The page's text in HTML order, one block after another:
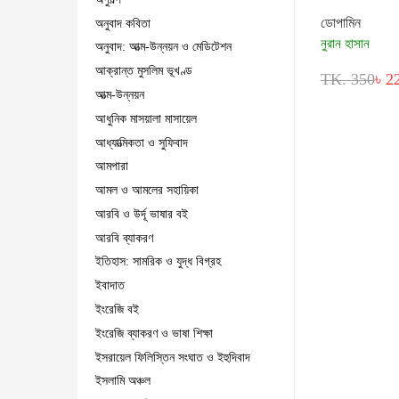
অনুবাদ কবিতা
অনুবাদ: আত্ম-উন্নয়ন ও মেডিটেশন
আক্রান্ত মুসলিম ভূখণ্ড
আত্ম-উন্নয়ন
আধুনিক মাসয়ালা মাসায়েল
আধ্যাত্মিকতা ও সুফিবাদ
আমপারা
আমল ও আমলের সহায়িকা
আরবি ও উর্দূ ভাষার বই
আরবি ব্যাকরণ
ইতিহাস: সামরিক ও যুদ্ধ বিগ্রহ
ইবাদাত
ইংরেজি বই
ইংরেজি ব্যাকরণ ও ভাষা শিক্ষা
ইসরায়েল ফিলিস্তিন সংঘাত ও ইহুদিবাদ
ইসলামি অঞ্চল
ডোপামিন
নুরান হাসান
TK. 350৳